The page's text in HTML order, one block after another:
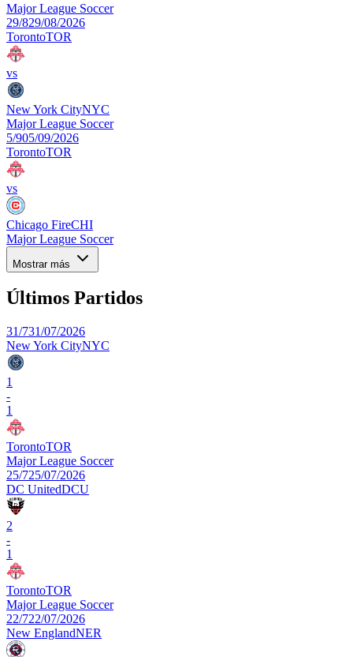
Major League Soccer
29/829/08/2026
TorontoTOR
vs
New York CityNYC
Major League Soccer
5/905/09/2026
TorontoTOR
vs
Chicago FireCHI
Major League Soccer
Mostrar más
Últimos Partidos
31/731/07/2026
New York CityNYC
1
-
1
TorontoTOR
Major League Soccer
25/725/07/2026
DC UnitedDCU
2
-
1
TorontoTOR
Major League Soccer
22/722/07/2026
New EnglandNER